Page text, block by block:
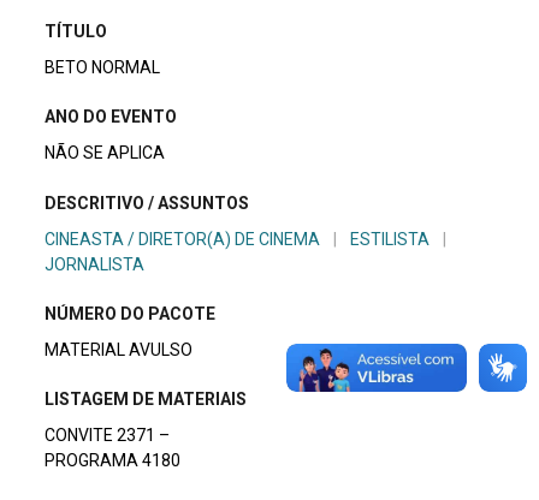
TÍTULO
BETO NORMAL
ANO DO EVENTO
NÃO SE APLICA
DESCRITIVO / ASSUNTOS
CINEASTA / DIRETOR(A) DE CINEMA
ESTILISTA
JORNALISTA
NÚMERO DO PACOTE
MATERIAL AVULSO
LISTAGEM DE MATERIAIS
CONVITE 2371 –
PROGRAMA 4180